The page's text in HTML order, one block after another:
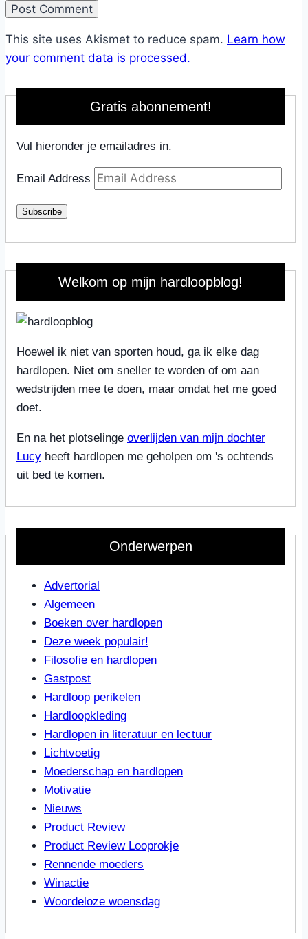
This site uses Akismet to reduce spam. Learn how
your comment data is processed.
Gratis abonnement!
Vul hieronder je emailadres in.
Email Address
Subscribe
Welkom op mijn hardloopblog!
Hoewel ik niet van sporten houd, ga ik elke dag
hardlopen. Niet om sneller te worden of om aan
wedstrijden mee te doen, maar omdat het me goed
doet.
En na het plotselinge overlijden van mijn dochter
Lucy heeft hardlopen me geholpen om 's ochtends
uit bed te komen.
Onderwerpen
Advertorial
Algemeen
Boeken over hardlopen
Deze week populair!
Filosofie en hardlopen
Gastpost
Hardloop perikelen
Hardloopkleding
Hardlopen in literatuur en lectuur
Lichtvoetig
Moederschap en hardlopen
Motivatie
Nieuws
Product Review
Product Review Looprokje
Rennende moeders
Winactie
Woordeloze woensdag